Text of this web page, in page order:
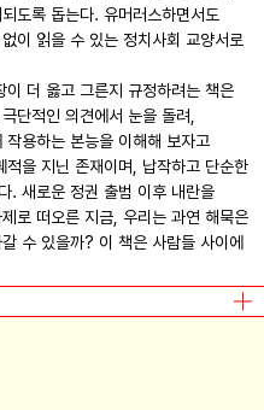
도록 돕는다. 유머러스하면서도
이 읽을 수 있는 정치사회 교양서로
이 더 옳고 그른지 규정하려는 책은
단적인 의견에서 눈을 돌려,
용하는 본능을 이해해 보자고
을 지닌 존재이며, 납작하고 단순한
. 새로운 정권 출범 이후 내란을
로 떠오른 지금, 우리는 과연 해묵은
수 있을까? 이 책은 사람들 사이에